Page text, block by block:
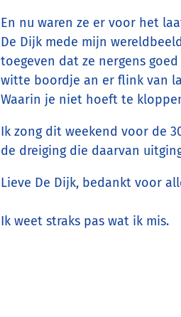
En nu waren ze er voor het
De Dijk mede mijn
toegeven dat ze nergens
witte boordje an er flink van
Waarin je niet hoeft te
Ik zong dit weekend voor de
de dreiging die daarvan
Lieve De Dijk, bedankt voor
Ik weet straks pas wat ik mis.